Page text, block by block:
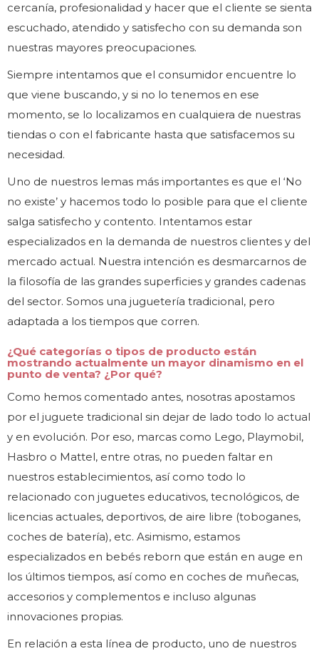
cercanía, profesionalidad y hacer que el cliente se sienta
escuchado, atendido y satisfecho con su demanda son
nuestras mayores preocupaciones.
Siempre intentamos que el consumidor encuentre lo
que viene buscando, y si no lo tenemos en ese
momento, se lo localizamos en cualquiera de nuestras
tiendas o con el fabricante hasta que satisfacemos su
necesidad.
Uno de nuestros lemas más importantes es que el ‘No
no existe’ y hacemos todo lo posible para que el cliente
salga satisfecho y contento. Intentamos estar
especializados en la demanda de nuestros clientes y del
mercado actual. Nuestra intención es desmarcarnos de
la filosofía de las grandes superficies y grandes cadenas
del sector. Somos una juguetería tradicional, pero
adaptada a los tiempos que corren.
¿Qué categorías o tipos de producto están
mostrando actualmente un mayor dinamismo en el
punto de venta? ¿Por qué?
Como hemos comentado antes, nosotras apostamos
por el juguete tradicional sin dejar de lado todo lo actual
y en evolución. Por eso, marcas como Lego, Playmobil,
Hasbro o Mattel, entre otras, no pueden faltar en
nuestros establecimientos, así como todo lo
relacionado con juguetes educativos, tecnológicos, de
licencias actuales, deportivos, de aire libre (toboganes,
coches de batería), etc. Asimismo, estamos
especializados en bebés reborn que están en auge en
los últimos tiempos, así como en coches de muñecas,
accesorios y complementos e incluso algunas
innovaciones propias.
En relación a esta línea de producto, uno de nuestros